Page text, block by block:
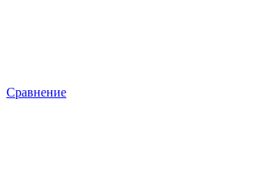
Сравнение